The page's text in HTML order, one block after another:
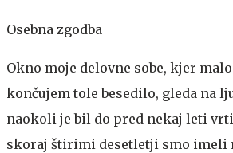
Osebna zgodba
Okno moje delovne sobe, kjer
končujem tole besedilo, gleda na
naokoli je bil do pred nekaj leti
skoraj štirimi desetletji smo imeli